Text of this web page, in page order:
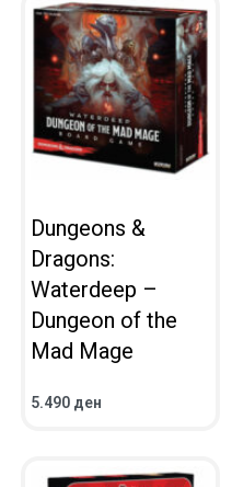
Dungeons &
Dragons:
Waterdeep –
Dungeon of the
Mad Mage
5.490 ден
ВО КОШНИЧКА